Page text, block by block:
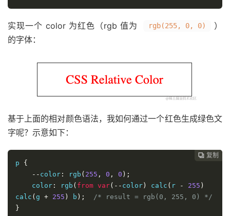
实现一个 color 为红色（rgb 值为 rgb(255, 0, 0)
）
的字体：
基于上面的相对颜色语法，我如何通过一个红色生成绿色文
字呢？示意如下：
 复制
 复制
 复制
 复制
 复制
 复制
 复制
 复制
 复制
 复制
p {
-- color : rgb ( 255 , 0 , 0 );
color : rgb ( from var(-- color ) calc ( r - 255 )
calc ( g + 255 ) b );
/* result = rgb(0, 255, 0) */
}